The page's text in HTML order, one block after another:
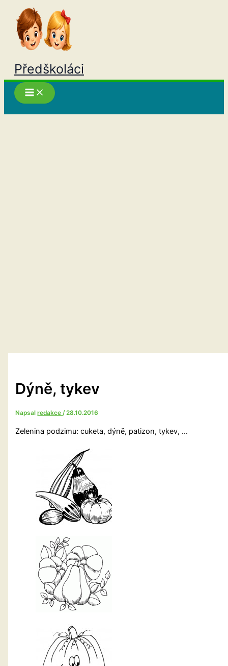
Přeskočit
obsah
Předškoláci
Dýně, tykev
Napsalredakce/28.10.2016
Zelenina podzimu: cuketa, dýně, patizon, tykev, …